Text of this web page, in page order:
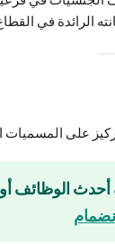
الرائدة في
على المسميات
أحدث الوظائف
شواغر وظيفية
وظائف متميزة